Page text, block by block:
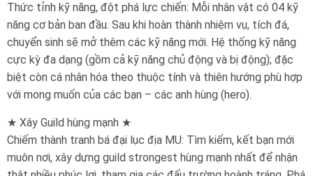
Thức tỉnh kỹ năng, đột phá lực chiến: Mỗi nhân vật có 04 kỹ
năng cơ bản ban đầu. Sau khi hoàn thành nhiệm vụ, tích đá,
chuyển sinh sẽ mở thêm các kỹ năng mới. Hệ thống kỹ năng
cực kỳ đa dạng (gồm cả kỹ năng chủ động và bị động); đặc
biệt còn cá nhân hóa theo thuộc tính và thiên hướng phù hợp
với mong muốn của các bạn – các anh hùng (hero).
★ Xây Guild hùng mạnh ★
Chiếm thành tranh bá đại lục địa MU: Tìm kiếm, kết bạn mới
muôn nơi, xây dựng guild strongest hùng mạnh nhất để nhận